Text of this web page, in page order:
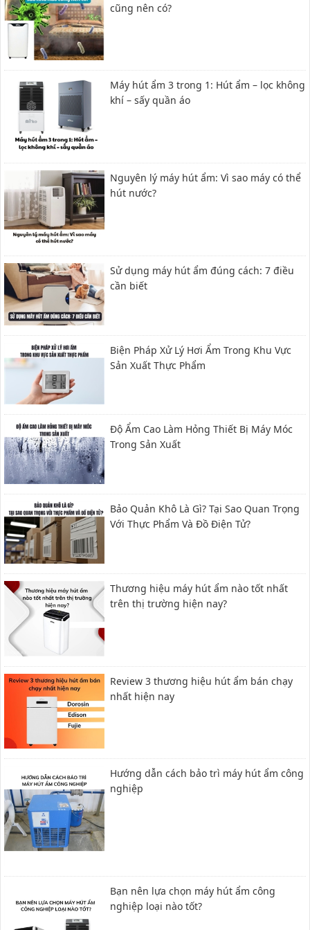
cũng nên có?
Máy hút ẩm 3 trong 1: Hút ẩm – lọc không
khí – sấy quần áo
Nguyên lý máy hút ẩm: Vì sao máy có thể
hút nước?
Sử dụng máy hút ẩm đúng cách: 7 điều
cần biết
Biện Pháp Xử Lý Hơi Ẩm Trong Khu Vực
Sản Xuất Thực Phẩm
Độ Ẩm Cao Làm Hỏng Thiết Bị Máy Móc
Trong Sản Xuất
Bảo Quản Khô Là Gì? Tại Sao Quan Trọng
Với Thực Phẩm Và Đồ Điện Tử?
Thương hiệu máy hút ẩm nào tốt nhất
trên thị trường hiện nay?
Review 3 thương hiệu hút ẩm bán chạy
nhất hiện nay
Hướng dẫn cách bảo trì máy hút ẩm công
nghiệp
Bạn nên lựa chọn máy hút ẩm công
nghiệp loại nào tốt?